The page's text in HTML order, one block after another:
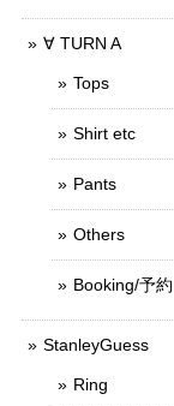
∀ TURN A
Tops
Shirt etc
Pants
Others
Booking/予約
StanleyGuess
Ring